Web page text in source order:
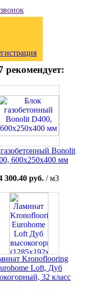
рекомендует:
Bonolit
600х250х400 мм
300.40 руб./ м3
Kronoflooring
Loft, Дуб
32 класс